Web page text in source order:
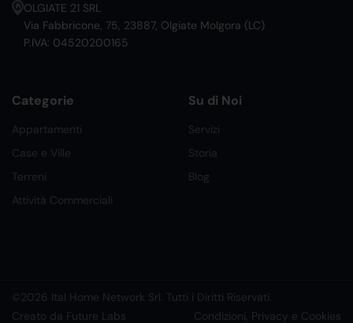
OLGIATE 21 SRL
Via Fabbricone, 75, 23887, Olgiate Molgora (LC)
P.IVA: 04520200165
Categorie
Appartamenti
Case e Ville
Terreni
Attività Commerciali
Su di Noi
Servizi
Storia
Blog
©2026 Ital Home Network Srl. Tutti i Diritti Riservati.
Creato da Future Labs
Condizioni, Privacy e Cookies